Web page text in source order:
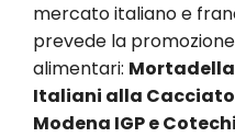
mercato italiano e
prevede la
alimentari: Mortadella
Italiani alla
Modena IGP e